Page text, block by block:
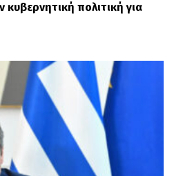
κυβερνητική πολιτική για